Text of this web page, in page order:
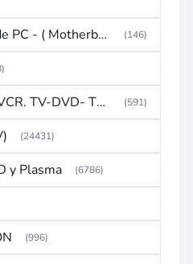
Tarjeta madre de PC - ( Motherboard ) (146)
Televideo (TV-VCR. TV-DVD- TV-DVD-VCR) (591)
(24431)
y Plasma (6786)
(996)